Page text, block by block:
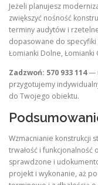
Jeżeli planujesz
zwiększyć nośność
terminy audytów i
dopasowane do specyfiki
Łomianki Dolne, Łomianki
Zadzwoń: 570 933 114—
przygotujemy
do Twojego obiektu.
Wzmacnianie konstrukcji
trwałość i
sprawdzone i
projekt i wykonanie, aż